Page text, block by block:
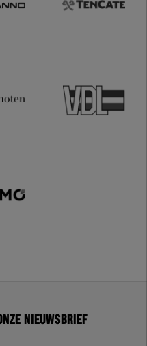
nieuwsbrief